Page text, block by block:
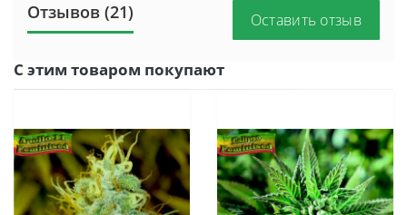
Отзывов (21) Оставить отзыв
С этим товаром покупают